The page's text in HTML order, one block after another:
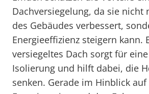
Dachversiegelung, da sie nicht
des Gebäudes verbessert,
Energieeffizienz steigern kann.
versiegeltes Dach sorgt für
Isolierung und hilft dabei, die
senken. Gerade im Hinblick